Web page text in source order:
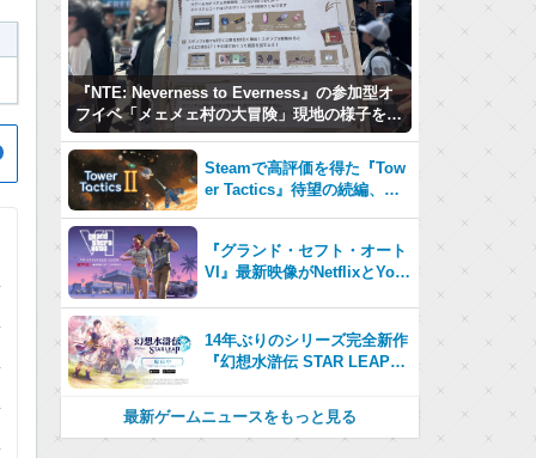
『NTE: Neverness to Everness』の参加型オ
フイベ「メェメェ村の大冒険」現地の様子をレ
ポ！ミニゲームやコスプレイヤー撮影など盛り
だくさん！
Steamで高評価を得た『Tow
er Tactics』待望の続編、『T
『グランド・セフト・オート
VI』最新映像がNetflixとYou
14年ぶりのシリーズ完全新作
『幻想水滸伝 STAR LEAP』
最新ゲームニュースをもっと見る